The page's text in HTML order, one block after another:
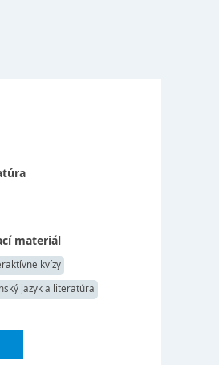
materiál
kvízy
jazyk a literatúra